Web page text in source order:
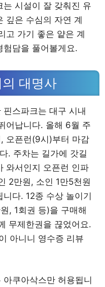
시설이 잘 갖춰진 유
깊은 수심의 자연 계
고 가기 좋은 얕은 계
험담을 풀어볼게요.
대명사
스파크는 대구 시내
어납니다. 올해 6월 주
오픈런(9시)부터 마감
. 주차는 길가에 갓길
와서인지 오픈런 인파
2만원, 소인 1만5천원
다. 12종 수상 놀이기
, 1회권 등)을 구매해
무제한권을 끊었어요.
아니니 영수증 리뷰
쿠아삭스만 허용됩니